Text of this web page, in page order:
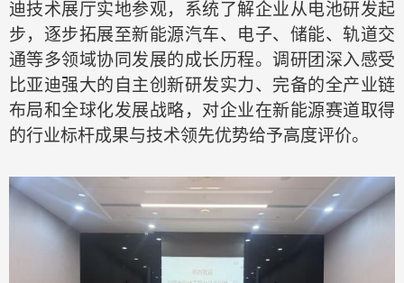
迪技术展厅实地参观，系统了解企业从电池研发起
步，逐步拓展至新能源汽车、电子、储能、轨道交
通等多领域协同发展的成长历程。调研团深入感受
比亚迪强大的自主创新研发实力、完备的全产业链
布局和全球化发展战略，对企业在新能源赛道取得
的行业标杆成果与技术领先优势给予高度评价。